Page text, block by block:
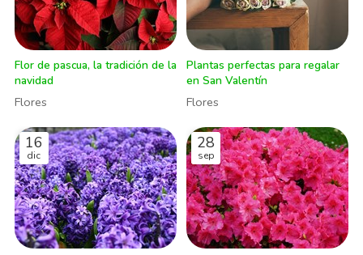
Flor de pascua, la tradición de la
navidad
Flores
Plantas perfectas para regalar
en San Valentín
Flores
16
dic
28
sep